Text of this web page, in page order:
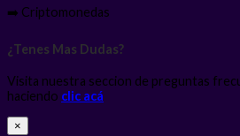
➡️ Criptomonedas
¿Tenes Mas Dudas?
Visita nuestra seccion de preguntas
haciendo clic acá
×